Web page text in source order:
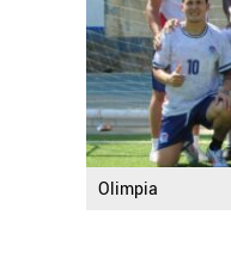
Olimpia